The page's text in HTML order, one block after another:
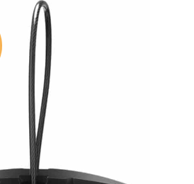
mers profondes et restaurez les
sous-marin, en particulier dans des
et troubles. 🌟 Objectif ultra
: Ayez une vue d’ensemble et
extraordinaire en contrebas. Allez
sous-marin conventionnel pour
plus important avec vos visuels. 👍
VR : offrant des commandes
alimentées par l'application
complet à 360° de la vue et
simplement en bougeant et en
précis et facile à utiliser,
avec le tout nouveau contrôle